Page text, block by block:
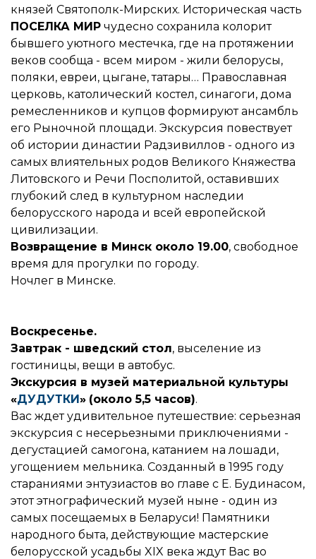
князей Святополк-Мирских. Историческая часть
ПОСЕЛКА МИР чудесно сохранила колорит
бывшего уютного местечка, где на протяжении
веков сообща - всем миром - жили белорусы,
поляки, евреи, цыгане, татары… Православная
церковь, католический костел, синагоги, дома
ремесленников и купцов формируют ансамбль
его Рыночной площади. Экскурсия повествует
об истории династии Радзивиллов - одного из
самых влиятельных родов Великого Княжества
Литовского и Речи Посполитой, оставивших
глубокий след в культурном наследии
белорусского народа и всей европейской
цивилизации.
Возвращение в Минск около 19.00, свободное
время для прогулки по городу.
Ночлег в Минске.
Воскресенье.
Завтрак - шведский стол, выселение из
гостиницы, вещи в автобус.
Экскурсия в музей материальной культуры
«ДУДУТКИ» (около 5,5 часов).
Вас ждет удивительное путешествие: серьезная
экскурсия с несерьезными приключениями -
дегустацией самогона, катанием на лошади,
угощением мельника. Созданный в 1995 году
стараниями энтузиастов во главе с Е. Будинасом,
этот этнографический музей ныне - один из
самых посещаемых в Беларуси! Памятники
народного быта, действующие мастерские
белорусской усадьбы XIX века ждут Вас во